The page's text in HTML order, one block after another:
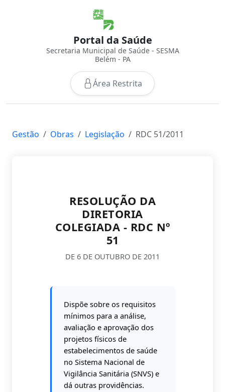
Portal da Saúde
Secretaria Municipal de Saúde - SESMA
Belém - PA
Área Restrita
Gestão Obras Legislação RDC 51/2011
RESOLUÇÃO DA
DIRETORIA
COLEGIADA - RDC Nº
51
DE 6 DE OUTUBRO DE 2011
Dispõe sobre os requisitos
mínimos para a análise,
avaliação e aprovação dos
projetos físicos de
estabelecimentos de saúde
no Sistema Nacional de
Vigilância Sanitária (SNVS) e
dá outras providências.